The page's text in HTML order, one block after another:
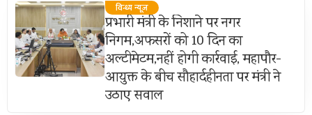
विन्ध्य न्यूज़
प्रभारी मंत्री के निशाने पर नगर
निगम,अफसरों को 10 दिन का
अल्टीमेटम,नहीं होगी कार्रवाई, महापौर-
आयुक्त के बीच सौहार्दहीनता पर मंत्री ने
उठाए सवाल